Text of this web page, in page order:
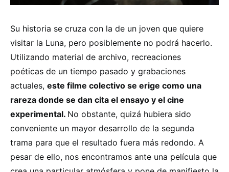
Su historia se cruza con la de un joven que quiere
visitar la Luna, pero posiblemente no podrá hacerlo.
Utilizando material de archivo, recreaciones
poéticas de un tiempo pasado y grabaciones
actuales, este filme colectivo se erige como una
rareza donde se dan cita el ensayo y el cine
experimental. No obstante, quizá hubiera sido
conveniente un mayor desarrollo de la segunda
trama para que el resultado fuera más redondo. A
pesar de ello, nos encontramos ante una película que